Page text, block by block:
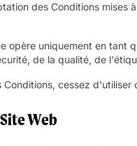
des Conditions mises
opère uniquement en tant
de la qualité, de
cessez
Web